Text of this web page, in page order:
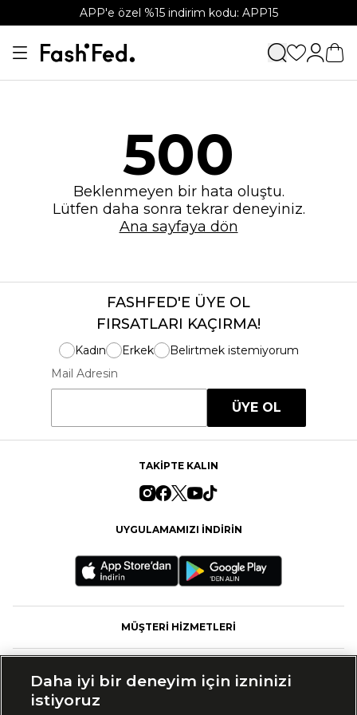
APP'e özel %15 indirim kodu: APP15
500
Beklenmeyen bir hata oluştu.
Lütfen daha sonra tekrar deneyiniz.
Ana sayfaya dön
FASHFED'E ÜYE OL
FIRSATLARI KAÇIRMA!
Kadın Erkek
Belirtmek istemiyorum
Mail Adresin
ÜYE OL
TAKİPTE KALIN
UYGULAMAMIZI İNDİRİN
MÜŞTERİ HİZMETLERİ
Daha iyi bir deneyim için izninizi
istiyoruz